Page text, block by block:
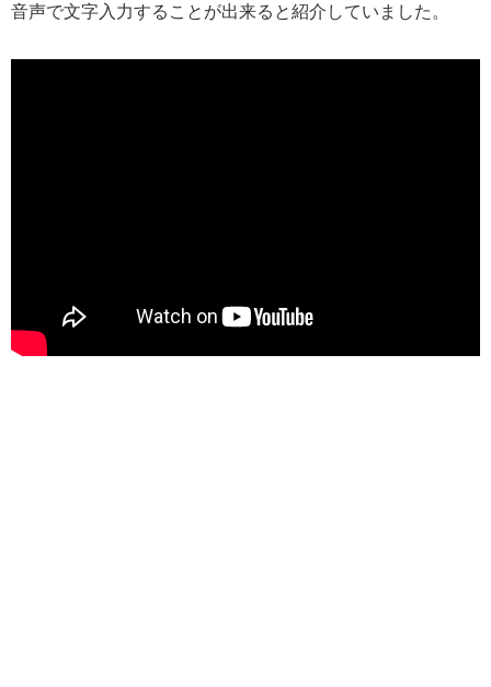
音声で文字入力することが出来ると紹介していました。